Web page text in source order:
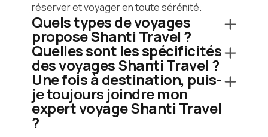
réserver et voyager en toute sérénité.
Quels types de voyages
propose Shanti Travel ?
Quelles sont les spécificités
des voyages Shanti Travel ?
Une fois à destination, puis-
je toujours joindre mon
expert voyage Shanti Travel
?